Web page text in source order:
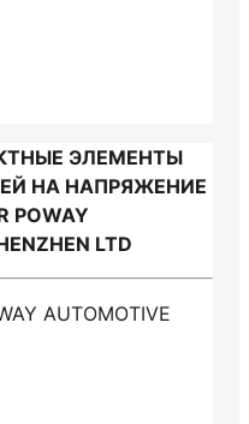
ЭЛЕМЕНТЫ
НА НАПРЯЖЕНИЕ
POWAY
LTD
AUTOMOTIVE